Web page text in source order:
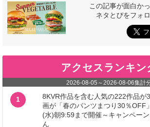
この記事が面白か
ネタとぴをフォ
アクセスランキン
2026-08-05 ～2026-08-06集計
1
8KVR作品を含む人気の222作品が
画が「春のパンツまつり30％OFF
(水)朝9:59まで開催～キャンペー
ん